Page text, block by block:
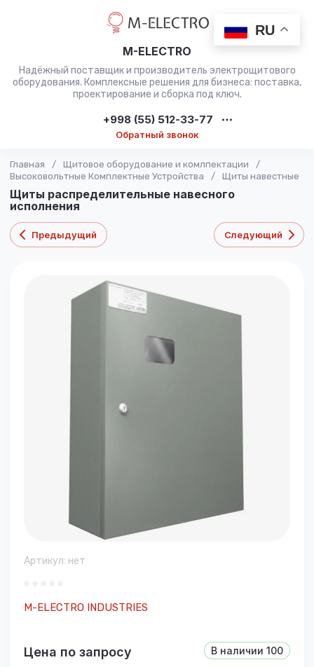
RU
M-ELECTRO
Надёжный поставщик и производитель электрощитового
оборудования. Комплексные решения для бизнеса: поставка,
проектирование и сборка под ключ.
+998 (55) 512-33-77
Обратный звонок
Главная / Щитовое оборудование и комлпектации
/
Высоковольтные Комплектные Устройства
/ Щиты навестные
Щиты распределительные навесного
исполнения
Предыдущий Следующий
Артикул: нет
M-ELECTRO INDUSTRIES
В наличии 100
Цена по запросу